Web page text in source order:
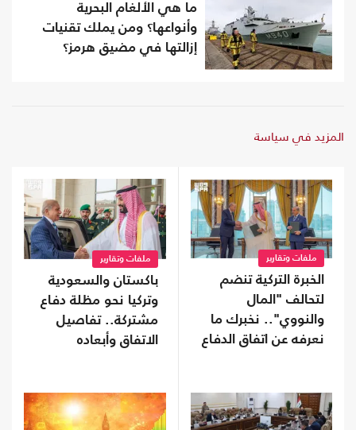
ما هي الألغام البحرية
وأنواعها؟ ومن يملك تقنيات
إزالتها في مضيق هرمز؟
المزيد في سياسة
ملفات وتقارير
الخبرة التركية تنضم
لتحالف "المال
والنووي".. نخبرك ما
نعرفه عن اتفاق الدفاع
ملفات وتقارير
باكستان والسعودية
وتركيا نحو مظلة دفاع
مشتركة.. تفاصيل
الاتفاق وأبعاده